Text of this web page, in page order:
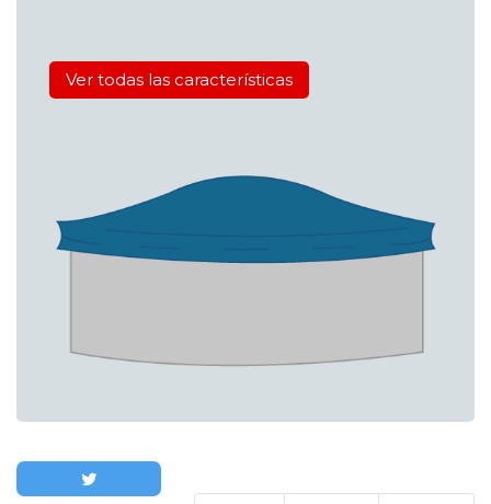
Ver todas las características